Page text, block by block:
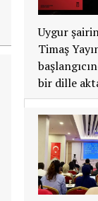
Uygur
Timaş
bir dille